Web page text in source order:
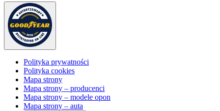
Polityka prywatności
Polityka cookies
Mapa strony
Mapa strony – producenci
Mapa strony – modele opon
Mapa strony – auta